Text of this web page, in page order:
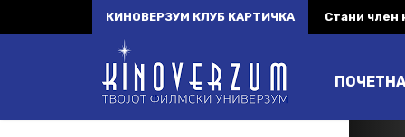
КИНОВЕРЗУМ КЛУБ КАРТИЧКА Стани член
ПОЧЕТНА